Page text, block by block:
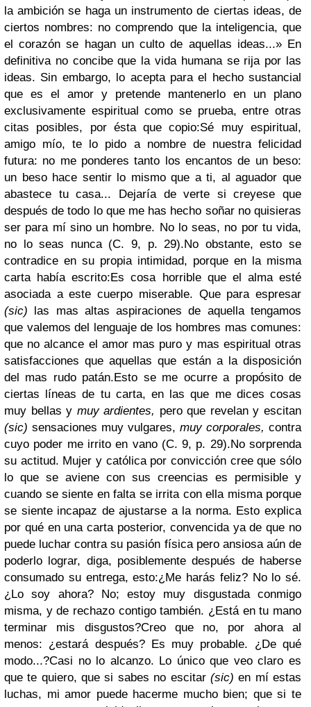
la ambición se haga un instrumento de ciertas ideas, de
ciertos nombres: no comprendo que la inteligencia, que
el corazón se hagan un culto de aquellas ideas...» En
definitiva no concibe que la vida humana se rija por las
ideas. Sin embargo, lo acepta para el hecho sustancial
que es el amor y pretende mantenerlo en un plano
exclusivamente espiritual como se prueba, entre otras
citas posibles, por ésta que copio:Sé muy espiritual,
amigo mío, te lo pido a nombre de nuestra felicidad
futura: no me ponderes tanto los encantos de un beso:
un beso hace sentir lo mismo que a ti, al aguador que
abastece tu casa... Dejaría de verte si creyese que
después de todo lo que me has hecho soñar no quisieras
ser para mí sino un hombre. No lo seas, no por tu vida,
no lo seas nunca (C. 9, p. 29).No obstante, esto se
contradice en su propia intimidad, porque en la misma
carta había escrito:Es cosa horrible que el alma esté
asociada a este cuerpo miserable. Que para espresar
(sic) las mas altas aspiraciones de aquella tengamos
que valemos del lenguaje de los hombres mas comunes:
que no alcance el amor mas puro y mas espiritual otras
satisfacciones que aquellas que están a la disposición
del mas rudo patán.Esto se me ocurre a propósito de
ciertas líneas de tu carta, en las que me dices cosas
muy bellas y muy ardientes, pero que revelan y escitan
(sic) sensaciones muy vulgares, muy corporales, contra
cuyo poder me irrito en vano (C. 9, p. 29).No sorprenda
su actitud. Mujer y católica por convicción cree que sólo
lo que se aviene con sus creencias es permisible y
cuando se siente en falta se irrita con ella misma porque
se siente incapaz de ajustarse a la norma. Esto explica
por qué en una carta posterior, convencida ya de que no
puede luchar contra su pasión física pero ansiosa aún de
poderlo lograr, diga, posiblemente después de haberse
consumado su entrega, esto:¿Me harás feliz? No lo sé.
¿Lo soy ahora? No; estoy muy disgustada conmigo
misma, y de rechazo contigo también. ¿Está en tu mano
terminar mis disgustos?Creo que no, por ahora al
menos: ¿estará después? Es muy probable. ¿De qué
modo...?Casi no lo alcanzo. Lo único que veo claro es
que te quiero, que si sabes no escitar (sic)en mí estas
luchas, mi amor puede hacerme mucho bien; que si te